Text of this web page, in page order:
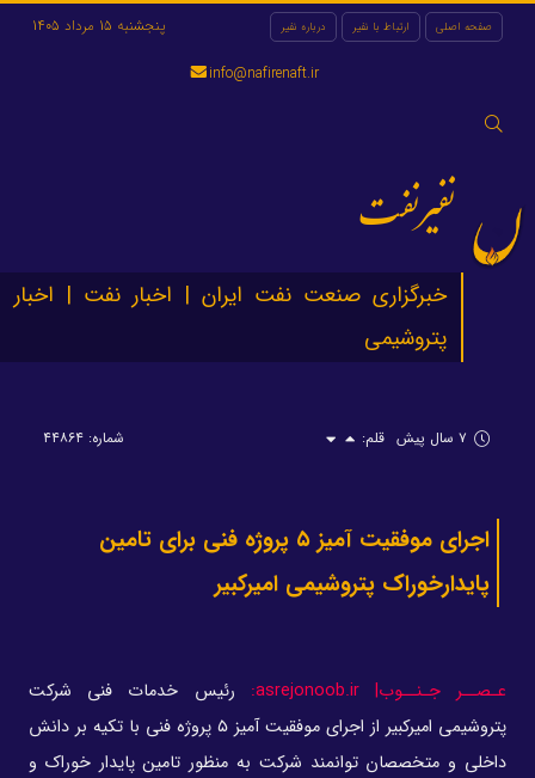
صفحه اصلی ارتباط با نفیر درباره نفیر
جستجو
پنجشنبه 15 مرداد 1405
info@nafirenaft.ir
نفیرنفت
خبرگزاری صنعت نفت ایران | اخبار نفت | اخبار
پتروشیمی
۷ سال پیش قلم: شماره: ۴۴۸۶۴
اجرای موفقیت آمیز ۵ پروژه فنی برای تامین
پایدارخوراک پتروشیمی امیرکبیر
عـصــر جـنــوب| asrejonoob.ir:
رئیس خدمات فنی شرکت
پتروشیمی امیرکبیر از اجرای موفقیت آمیز ۵ پروژه فنی با تکیه بر دانش
داخلی و متخصصان توانمند شرکت به منظور تامین پایدار خوراک و